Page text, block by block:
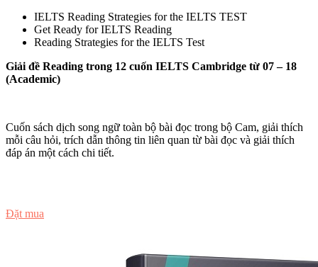
IELTS Reading Strategies for the IELTS TEST
Get Ready for IELTS Reading
Reading Strategies for the IELTS Test
Giải đề Reading trong 12 cuốn IELTS Cambridge từ 07 – 18
(Academic)
Cuốn sách dịch song ngữ toàn bộ bài đọc trong bộ Cam, giải thích
mỗi câu hỏi, trích dẫn thông tin liên quan từ bài đọc và giải thích
đáp án một cách chi tiết.
Đặt mua